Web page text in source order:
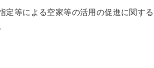
等による空家等の活用の促進に関する